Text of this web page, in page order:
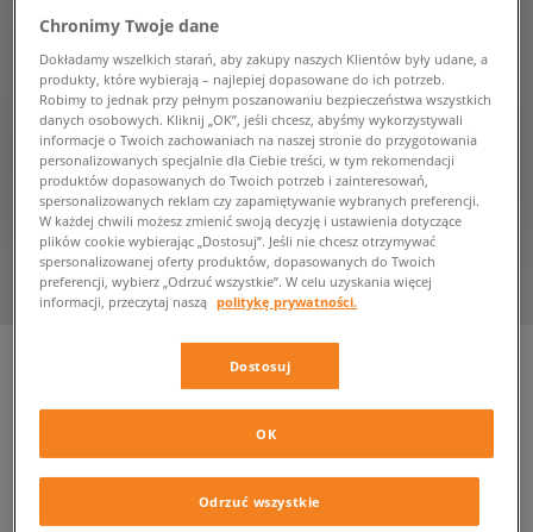
PUMA MAPF1 RS-FAST
319,99 zł z VAT
Chronimy Twoje dane
Dokładamy wszelkich starań, aby zakupy naszych Klientów były udane, a
produkty, które wybierają – najlepiej dopasowane do ich potrzeb.
Robimy to jednak przy pełnym poszanowaniu bezpieczeństwa wszystkich
danych osobowych. Kliknij „OK”, jeśli chcesz, abyśmy wykorzystywali
informacje o Twoich zachowaniach na naszej stronie do przygotowania
personalizowanych specjalnie dla Ciebie treści, w tym rekomendacji
produktów dopasowanych do Twoich potrzeb i zainteresowań,
spersonalizowanych reklam czy zapamiętywanie wybranych preferencji.
W każdej chwili możesz zmienić swoją decyzję i ustawienia dotyczące
plików cookie wybierając „Dostosuj”. Jeśli nie chcesz otrzymywać
spersonalizowanej oferty produktów, dopasowanych do Twoich
preferencji, wybierz „Odrzuć wszystkie”. W celu uzyskania więcej
informacji, przeczytaj naszą politykę prywatności.
Dostosuj
Odrzuć wszystkie
OK